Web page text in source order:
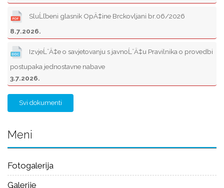
SluĹľbeni glasnik OpÄ‡ine Brckovljani br.06/2026
8.7.2026.
IzvjeĹˇÄ‡e o savjetovanju s javnoĹˇÄ‡u Pravilnika o provedbi
postupaka jednostavne nabave
3.7.2026.
Svi dokumenti
Meni
Fotogalerija
Galerije